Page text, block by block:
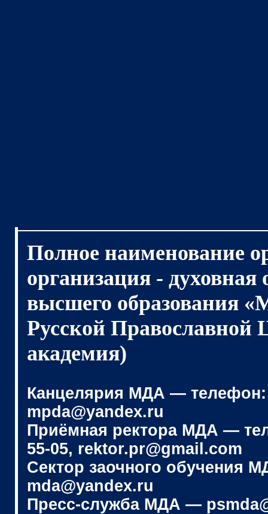
Полное наименование
организация - духовная
высшего образования
Русской Православной
академия)
Канцелярия МДА — телефон:
mpda@yandex.ru
Приёмная ректора МДА —
55-05, rektor.pr@gmail.com
Сектор заочного обучения
mda@yandex.ru
Пресс-служба МДА —